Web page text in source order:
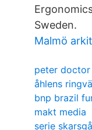
Sweden.
Malmö
peter
åhlens
bnp brazil
makt media
serie